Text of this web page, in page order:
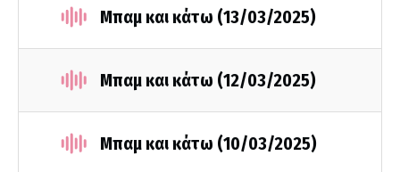
Μπαμ και κάτω (13/03/2025)
Μπαμ και κάτω (12/03/2025)
Μπαμ και κάτω (10/03/2025)